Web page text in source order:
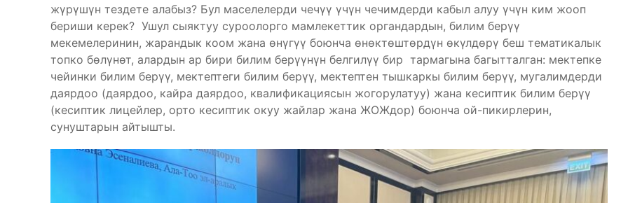
жүрүшүн тездете алабыз? Бул маселелерди чечүү үчүн чечимдерди кабыл алуу үчүн ким жооп
бериши керек? Ушул сыяктуу суроолорго мамлекеттик органдардын, билим берүү
мекемелеринин, жарандык коом жана өнүгүү боюнча өнөктөштөрдүн өкүлдөрү беш тематикалык
топко бөлүнөт, алардын ар бири билим берүүнүн белгилүү бир тармагына багытталган: мектепке
чейинки билим берүү, мектептеги билим берүү, мектептен тышкаркы билим берүү, мугалимдерди
даярдоо (даярдоо, кайра даярдоо, квалификациясын жогорулатуу) жана кесиптик билим берүү
(кесиптик лицейлер, орто кесиптик окуу жайлар жана ЖОЖдор) боюнча ой-пикирлерин,
сунуштарын айтышты.